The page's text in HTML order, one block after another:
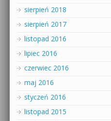
sierpień 2018
sierpień 2017
listopad 2016
lipiec 2016
czerwiec 2016
maj 2016
styczeń 2016
listopad 2015